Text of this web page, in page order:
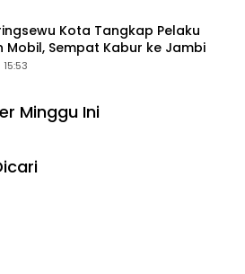
Kota Tangkap Pelaku
Mobil, Sempat Kabur ke Jambi
Minggu Ini